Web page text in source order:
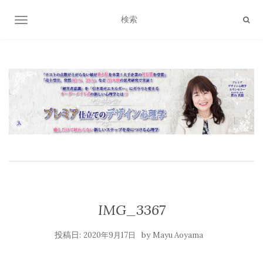
ナビゲーション切り替え
IMG_3367
投稿日: 2020年9月17日 by Mayu Aoyama